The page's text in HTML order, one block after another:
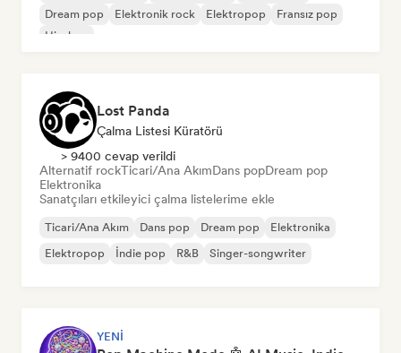
Dream pop
Elektronik rock Elektropop
Fransız pop
Hip-hop
Lost Panda
Çalma Listesi Küratörü
> 9400 cevap verildi
Alternatif rockTicari/Ana AkımDans popDream pop
Elektronika
Sanatçıları etkileyici çalma listelerime ekle
Ticari/Ana Akım Dans pop Dream pop
Elektronika
Elektropop
İndie pop R&B Singer-songwriter
YENI